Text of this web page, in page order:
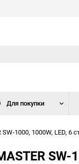
Для покупки
1000, 1000W, LED, 6
SW-